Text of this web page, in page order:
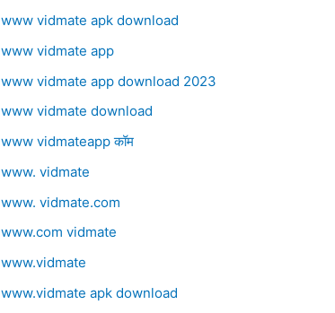
www vidmate apk download
www vidmate app
www vidmate app download 2023
www vidmate download
www vidmateapp कॉम
www. vidmate
www. vidmate.com
www.com vidmate
www.vidmate
www.vidmate apk download